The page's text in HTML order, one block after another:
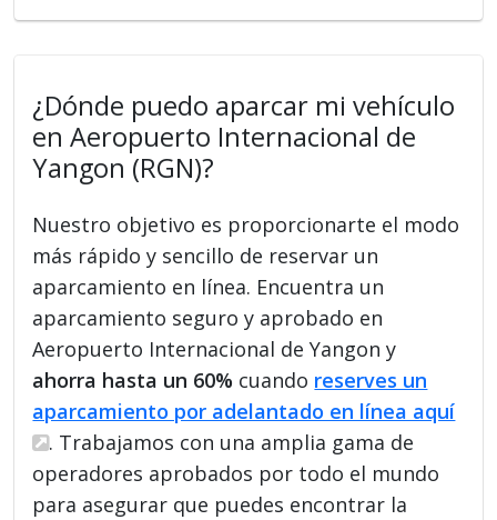
¿Dónde puedo aparcar mi vehículo
en Aeropuerto Internacional de
Yangon (RGN)?
Nuestro objetivo es proporcionarte el modo
más rápido y sencillo de reservar un
aparcamiento en línea. Encuentra un
aparcamiento seguro y aprobado en
Aeropuerto Internacional de Yangon y
ahorra hasta un 60% cuando reserves un
aparcamiento por adelantado en línea aquí
. Trabajamos con una amplia gama de
operadores aprobados por todo el mundo
para asegurar que puedes encontrar la